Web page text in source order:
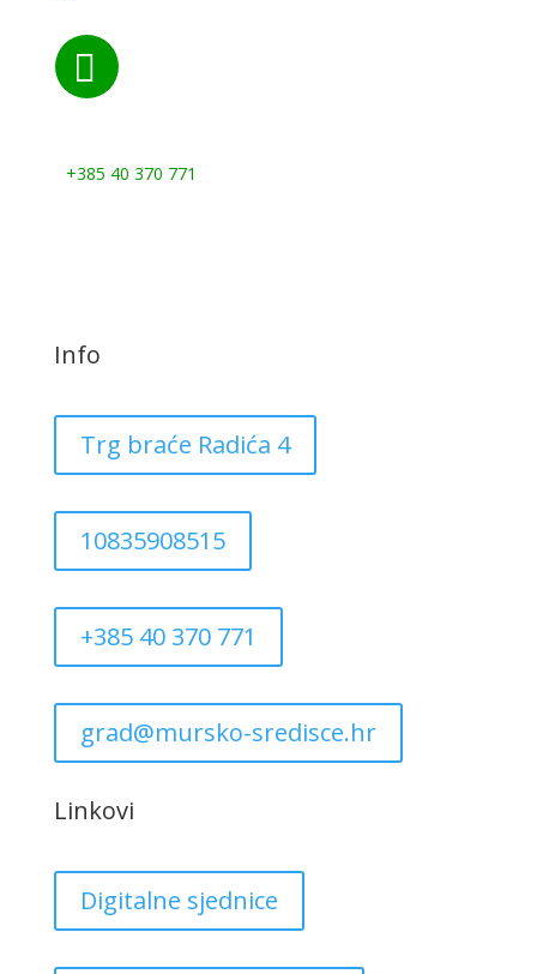

+385 40 370 771
Info
Trg braće Radića 4
10835908515
+385 40 370 771
grad@mursko-sredisce.hr
Linkovi
Digitalne sjednice